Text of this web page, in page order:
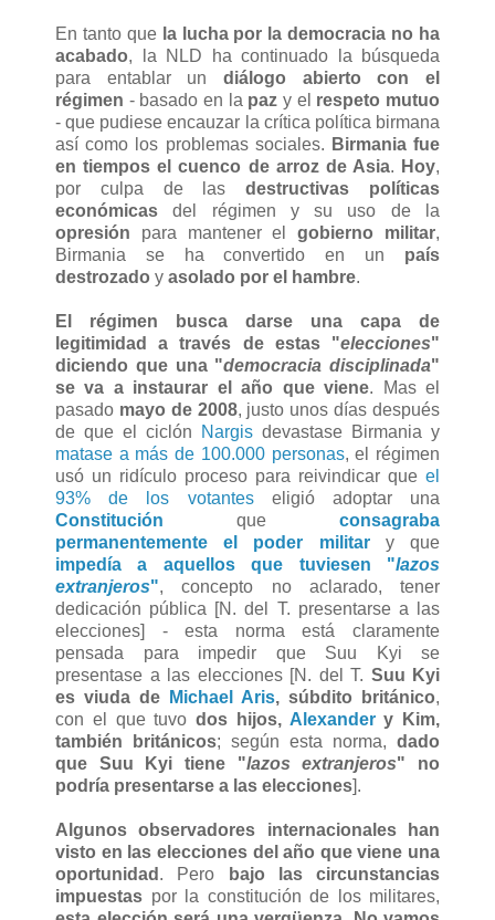
En tanto que la lucha por la democracia no ha
acabado, la NLD ha continuado la búsqueda
para entablar un diálogo abierto con el
régimen - basado en la paz y el respeto mutuo
- que pudiese encauzar la crítica política birmana
así como los problemas sociales. Birmania fue
en tiempos el cuenco de arroz de Asia. Hoy,
por culpa de lasdestructivas políticas
económicas del régimen y su uso de la
opresión para mantener elgobierno militar,
Birmania se ha convertido en un país
destrozado y asolado por el hambre.
El régimen busca darse una capa de
legitimidad a través de estas "elecciones"
diciendo que una "democracia disciplinada"
se va a instaurar el año que viene. Mas el
pasado mayo de 2008, justo unos días después
de que el ciclón
Nargis devastase Birmania y
matase a más de 100.000 personas, el régimen
usó un ridículo proceso para reivindicar que el
93% de los votanteseligió adoptar una
Constitución que consagraba
permanentemente el poder military que
impedía a aquellos que tuviesen "lazos
extranjeros", concepto no aclarado, tener
dedicación pública [N. del T. presentarse a las
elecciones] - esta norma está claramente
pensada para impedir que Suu Kyi se
presentase a las elecciones [N. del T. Suu Kyi
es viuda de
Michael Aris, súbdito británico,
con el que tuvo dos hijos, Alexandery Kim,
también británicos; según esta norma, dado
que Suu Kyi tiene "lazos extranjeros" no
podría presentarse a las elecciones].
Algunos observadores internacionales han
visto en las elecciones del año que viene una
oportunidad . Pero
bajo las circunstancias
impuestas por la constitución de los militares,